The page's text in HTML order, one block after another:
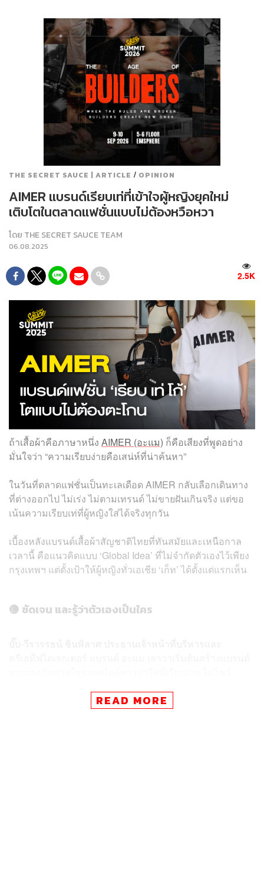
THE SECRET SAUCE | ARTICLE / OPINION
AIMER แบรนด์เรียบเท่ที่เข้าใจผู้หญิงยุคใหม่
เติบโตในตลาดแฟชั่นแบบไม่ต้องหวือหวา
โดย THE SECRET SAUCE TEAM
06.08.2025
2.5K
ถ้าเสื้อผ้าคือภาษาหนึ่ง AIMER (อะแม) ก็คือเสียงที่พูดอย่าง
มั่นใจว่า “ความเรียบง่ายคือเสน่ห์ที่น่าค้นหา”
ในวันที่ตลาดแฟชั่นเป็นทะเลเดือด AIMER กลับเลือกเดินทาง
ที่ต่างออกไป ไม่เร่ง ไม่ตามเทรนด์ ไม่ขายฝันเกินจริง แต่ขอ
เน้นความเรียบเท่ที่ผู้หญิงใส่ได้จริงทุกวัน
เบื้องหลังแบรนด์เสื้อผ้าสัญชาติไทยที่ทันสมัยและเหนือกาล
เวลานี้ คือแนวคิดแบบ ‘Global Idea’ ที่ไม่จำกัดตัวเองไว้เพียง
กรุงเทพฯ แต่ตั้งเป้าให้ผู้หญิงทั่วเอเชีย ‘เก็ท’ ได้ตั้งแต่แรกเห็น
🟡 ชัดเจน และรู้ว่าตัวเองเป็นใคร
READ MORE